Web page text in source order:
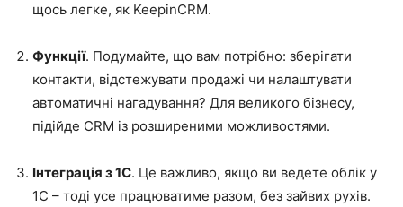
щось легке, як KeepinCRM.
Функції. Подумайте, що вам потрібно: зберігати
контакти, відстежувати продажі чи налаштувати
автоматичні нагадування? Для великого бізнесу,
підійде CRM із розширеними можливостями.
Інтеграція з 1С. Це важливо, якщо ви ведете облік у
1С – тоді усе працюватиме разом, без зайвих рухів.